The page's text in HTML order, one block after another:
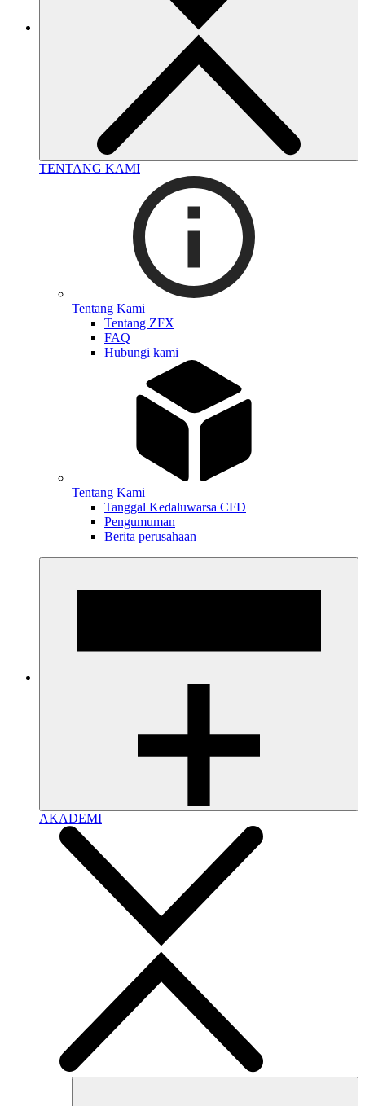
TENTANG KAMI
Tentang Kami
Tentang ZFX
FAQ
Hubungi kami
Tentang Kami
Tanggal Kedaluwarsa CFD
Pengumuman
Berita perusahaan
AKADEMI